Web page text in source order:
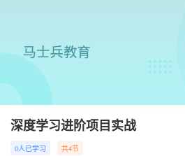
深度学习进阶项目实战
0人已学习 共4节